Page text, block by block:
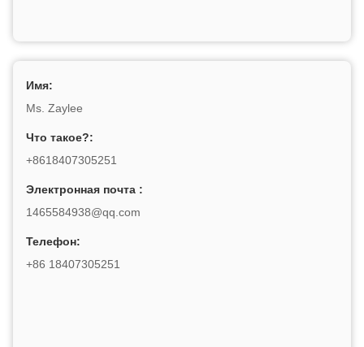
Имя:
Ms. Zaylee
Что такое?:
+8618407305251
Электронная почта :
1465584938@qq.com
Телефон:
+86 18407305251